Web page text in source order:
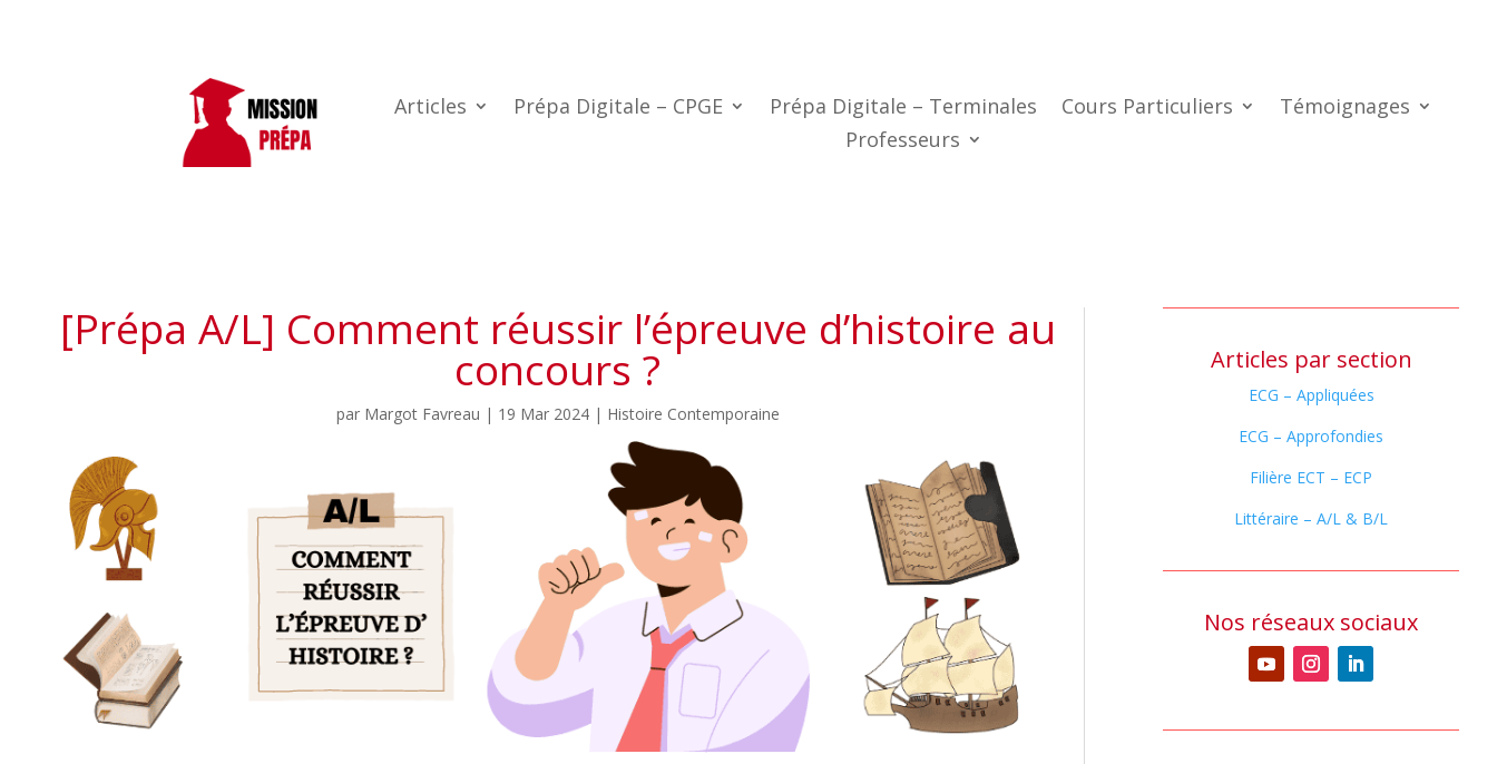
Articles Prépa Digitale – CPGE Prépa Digitale – Terminales Cours Particuliers
Témoignages
Professeurs
[Prépa A/L] Comment réussir l’épreuve d’histoire au
concours ?
par Margot Favreau | 19 Mar 2024| Histoire Contemporaine
Articles par section
ECG – Appliquées
ECG – Approfondies
Filière ECT – ECP
Littéraire – A/L & B/L
Nos réseaux sociaux